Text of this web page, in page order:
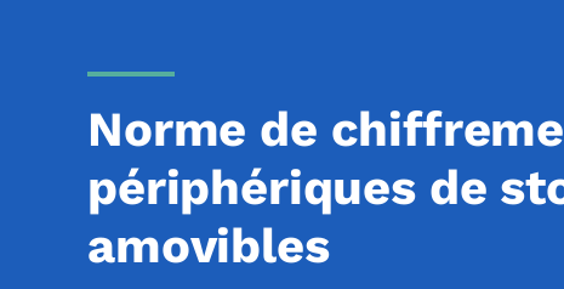
Norme de
périphériques de
amovibles